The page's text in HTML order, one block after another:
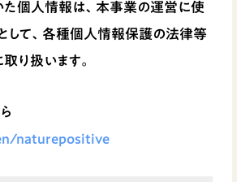
個人情報は、本事業の運営に使
して、各種個人情報保護の法律等
り扱います。
naturepositive